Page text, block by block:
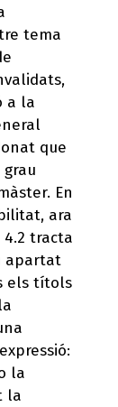
tema
a la
que
En
ara
tracta
apartat
els títols
la
la